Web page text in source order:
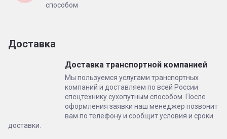
способом
Доставка
Доставка транспортной компанией
Мы пользуемся услугами транспортных
компаний и доставляем по всей России
спецтехнику сухопутным способом. После
оформления заявки наш менеджер позвонит
вам по телефону и сообщит условия и сроки
доставки.